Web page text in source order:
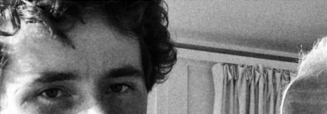
marketing
communicatie
Purpose Marketing
Reputatie & crisis